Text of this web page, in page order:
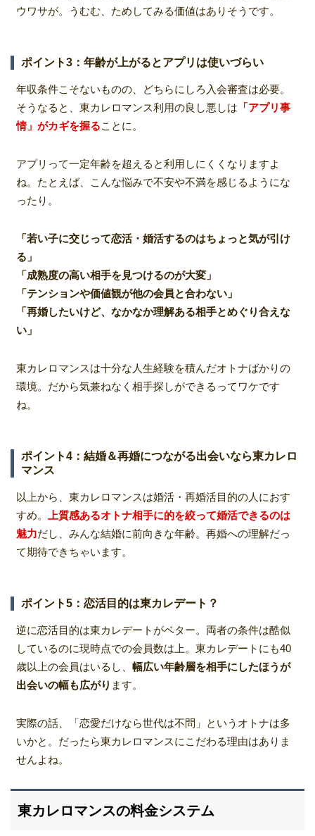
ウワサが。うむむ、ためしてみる価値はありそうです。
ポイント3：年齢が上がるとアプリは使いづらい
年収条件こそないものの、どちらにしろ入会審査は必要。
そうなると、東カレロマンス利用の良し悪しは 「アプリ事
情」がカギを握ることに。
アプリって一定年齢を超えると利用しにくくなりますよ
ね。たとえば、こんな悩みで不安や不満を感じるようにな
ったり。
「若い子に交じって恋活・婚活するのはちょっと気が引け
る」
「成熟度の高い相手を見つけるのが大変」
「テンションや価値観が他の会員と合わない」
「再婚したいけど、なかなか理解ある相手とめぐり合えな
い」
東カレロマンスは十分な人生経験を積んだオトナばかりの
環境。だから気兼ねなく相手探しができるってワケです
ね。
ポイント4：結婚＆再婚につながる出会いなら東カレロ
マンス
以上から、東カレロマンスは婚活・再婚活目的の人におす
すめ。
上質感あるオトナ相手に的を絞って婚活できるのは
魅力だし、みんな結婚に前向きな年齢。再婚への理解だっ
て期待できちゃいます。
ポイント5：恋活目的は東カレデート？
逆に恋活目的は東カレデートがベター。両者の条件は酷似
しているのに現時点での会員数は上。東カレデートにも40
歳以上の会員はいるし、 幅広い年齢層を相手にしたほうが
出会いの幅も広がり ます。
実際の話、「恋愛だけなら世代は不問」というオトナは多
いかと。だったら東カレロマンスにこだわる理由はありま
せんよね。
東カレロマンスの料金システム